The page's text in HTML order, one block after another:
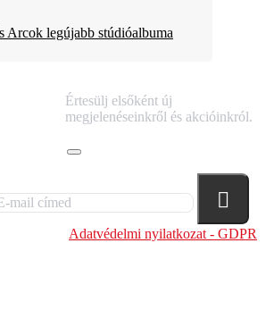
Arcok legújabb stúdióalbuma
Értesülj elsőként új
megjelenéseinkről és akcióinkról.
Adatvédelmi nyilatkozat - GDPR